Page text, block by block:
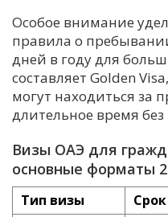
Особое внимание
правила о
дней в году для
составляет Golden
могут находиться за
длительное время без
Визы ОАЭ для
основные форматы
Тип визы Срок